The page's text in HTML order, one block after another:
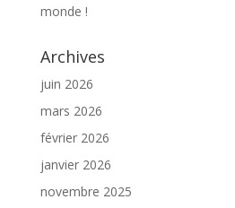
monde !
Archives
juin 2026
mars 2026
février 2026
janvier 2026
novembre 2025